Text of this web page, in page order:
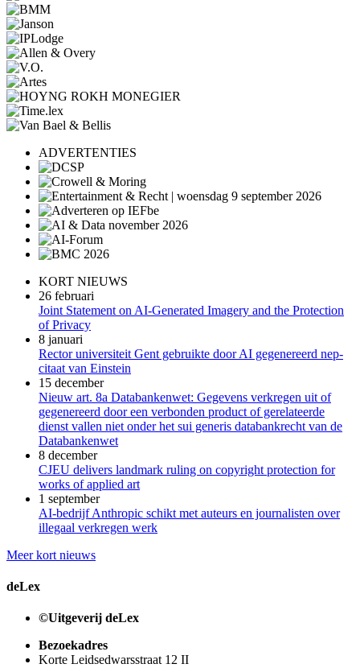
ADVERTENTIES
KORT NIEUWS
26 februari
Joint Statement on AI-Generated Imagery and the Protection
of Privacy
8 januari
Rector universiteit Gent gebruikte door AI gegenereerd nep-
citaat van Einstein
15 december
Nieuw art. 8a Databankenwet: Gegevens verkregen uit of
gegenereerd door een verbonden product of gerelateerde
dienst vallen niet onder het sui generis databankrecht van de
Databankenwet
8 december
CJEU delivers landmark ruling on copyright protection for
works of applied art
1 september
AI-bedrijf Anthropic schikt met auteurs en journalisten over
illegaal verkregen werk
Meer kort nieuws
deLex
©Uitgeverij deLex
Bezoekadres
Korte Leidsedwarsstraat 12 II